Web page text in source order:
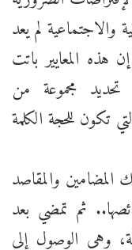
والاجتماعية لم يعد
المعايير باتت
مجموعة من
تكون للحجة الكلمة
المضامين والمقاصد
ثم تمضي بعد
وهي الوصول إلى